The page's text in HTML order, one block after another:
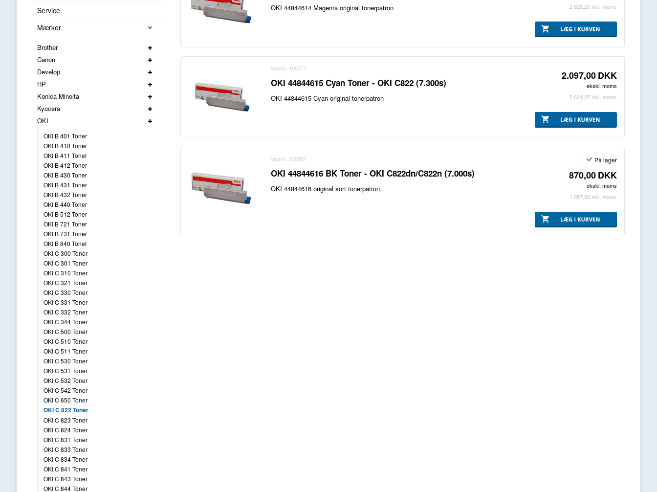
Service
Mærker
Brother
Canon
Develop
HP
Konica Minolta
Kyocera
OKI
OKI B 401 Toner
OKI B 410 Toner
OKI B 411 Toner
OKI B 412 Toner
OKI B 430 Toner
OKI B 431 Toner
OKI B 432 Toner
OKI B 440 Toner
OKI B 512 Toner
OKI B 721 Toner
OKI B 731 Toner
OKI B 840 Toner
OKI C 300 Toner
OKI C 301 Toner
OKI C 310 Toner
OKI C 321 Toner
OKI C 330 Toner
OKI C 331 Toner
OKI C 332 Toner
OKI C 344 Toner
OKI C 500 Toner
OKI C 510 Toner
OKI C 511 Toner
OKI C 530 Toner
OKI C 531 Toner
OKI C 532 Toner
OKI C 542 Toner
OKI C 650 Toner
OKI C 822 Toner
OKI C 823 Toner
OKI C 824 Toner
OKI C 831 Toner
OKI C 833 Toner
OKI C 834 Toner
OKI C 841 Toner
OKI C 843 Toner
OKI C 844 Toner
OKI 44844614 Magenta original tonerpatron
2.626,25 inkl. moms
Varenr. 100377
OKI 44844615 Cyan Toner - OKI C822 (7.300s)
OKI 44844615 Cyan original tonerpatron
2.097,00DKK
ekskl. moms
2.621,25 inkl. moms
Varenr. 100361
OKI 44844616 BK Toner - OKI C822dn/C822n (7.000s)
OKI 44844616 original sort tonerpatron.
På lager
870,00DKK
ekskl. moms
1.087,50 inkl. moms